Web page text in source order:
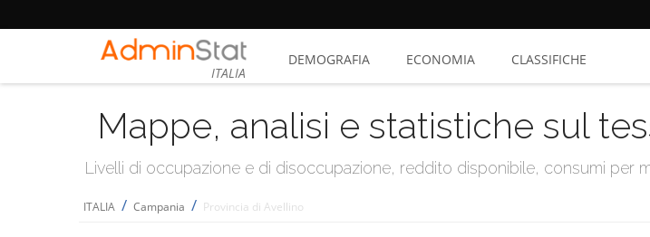
ITALIA
DEMOGRAFIA ECONOMIA CLASSIFICHE
Mappe, analisi e statistiche sul
Livelli di occupazione e di disoccupazione, reddito disponibile, consumi
ITALIA / Campania / Provincia di Avellino